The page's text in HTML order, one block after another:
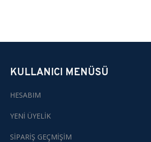
KULLANICI MENÜSÜ
HESABIM
YENİ ÜYELİK
SİPARİŞ GEÇMİŞİM